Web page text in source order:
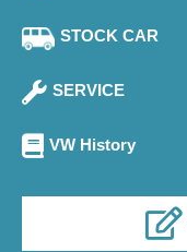
STOCK CAR
SERVICE
VW History